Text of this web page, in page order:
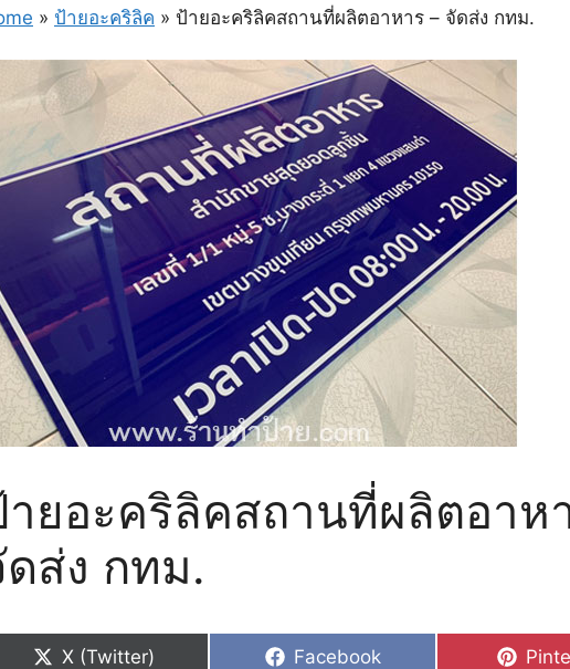
» ป้ายอะคริลิค » ป้ายอะคริลิคสถานที่ผลิตอาหาร – จัดส่ง กทม.
ยอะคริลิคสถานที่ผลิตอาห
ส่ง กทม.
Share
X (Twitter)
Share
Facebook